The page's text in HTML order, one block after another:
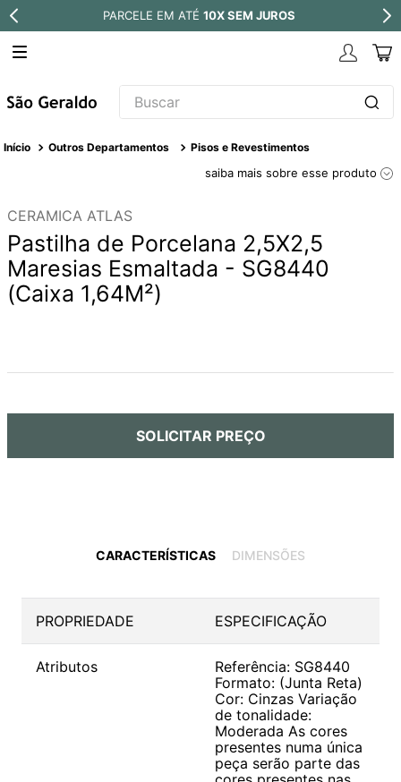
PARCELE EM ATÉ 10X SEM JUROS
Buscar
Outros Departamentos Pisos e Revestimentos
saiba mais sobre esse produto
CERAMICA ATLAS
Pastilha de Porcelana 2,5X2,5
Maresias Esmaltada - SG8440
(Caixa 1,64M²)
SOLICITAR PREÇO
CARACTERÍSTICAS DIMENSÕES
PROPRIEDADE ESPECIFICAÇÃO
Atributos
Referência: SG8440
Formato: (Junta Reta)
Cor: Cinzas Variação
de tonalidade:
Moderada As cores
presentes numa única
peça serão parte das
4º
atlas
5º
red gold
9º
cobre escovado
grafite escovado